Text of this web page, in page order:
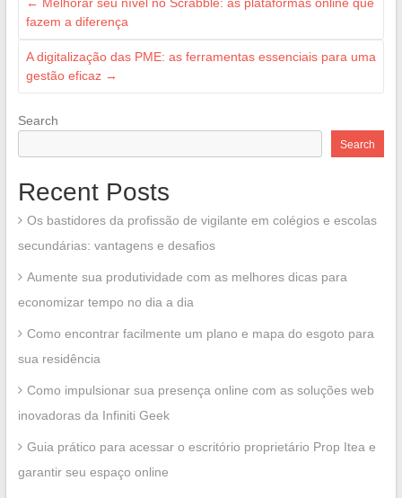
← Melhorar seu nível no Scrabble: as plataformas online que
fazem a diferença
A digitalização das PME: as ferramentas essenciais para uma
gestão eficaz →
Search
Search
Recent Posts
Os bastidores da profissão de vigilante em colégios e escolas
secundárias: vantagens e desafios
Aumente sua produtividade com as melhores dicas para
economizar tempo no dia a dia
Como encontrar facilmente um plano e mapa do esgoto para
sua residência
Como impulsionar sua presença online com as soluções web
inovadoras da Infiniti Geek
Guia prático para acessar o escritório proprietário Prop Itea e
garantir seu espaço online